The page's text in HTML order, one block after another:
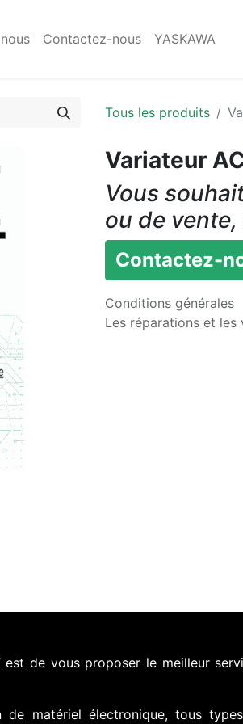
Contactez-nous YASKAWA
Tous les produits
Variateur
Vous
ou de
Contactez-
Conditions générales
Les réparations et
de vous proposer le meilleur
de matériel électronique, tous